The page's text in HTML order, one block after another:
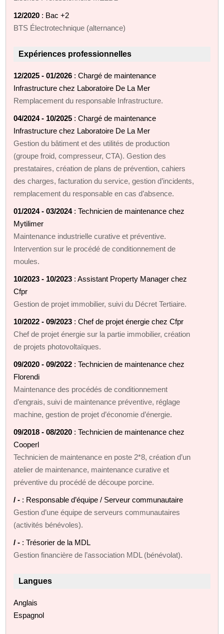
12/2020 : Bac +2
BTS Électrotechnique (alternance)
Expériences professionnelles
12/2025 - 01/2026 : Chargé de maintenance
Infrastructure chez Laboratoire De La Mer
Remplacement du responsable Infrastructure.
04/2024 - 10/2025 : Chargé de maintenance
Infrastructure chez Laboratoire De La Mer
Gestion du bâtiment et des utilités de production
(groupe froid, compresseur, CTA). Gestion des
prestataires, création de plans de prévention, cahiers
des charges, facturation du service, gestion d’incidents,
remplacement du responsable en cas d’absence.
01/2024 - 03/2024: Technicien de maintenance chez
Mytilimer
Maintenance industrielle curative et préventive.
Intervention sur le procédé de conditionnement de
moules.
10/2023 - 10/2023 : Assistant Property Manager chez
Cfpr
Gestion de projet immobilier, suivi du Décret Tertiaire.
10/2022 - 09/2023 : Chef de projet énergie chez Cfpr
Chef de projet énergie sur la partie immobilier, création
de projets photovoltaïques.
09/2020 - 09/2022 : Technicien de maintenance chez
Florendi
Maintenance des procédés de conditionnement
d’engrais, suivi de maintenance préventive, réglage
machine, gestion de projet d’économie d’énergie.
09/2018 - 08/2020 : Technicien de maintenance chez
Cooperl
Technicien de maintenance en poste 2*8, création d’un
atelier de maintenance, maintenance curative et
préventive du procédé de découpe porcine.
/ - : Responsable d’équipe / Serveur communautaire
Gestion d’une équipe de serveurs communautaires
(activités bénévoles).
/ - : Trésorier de la MDL
Gestion financière de l’association MDL (bénévolat).
Langues
Anglais
Espagnol